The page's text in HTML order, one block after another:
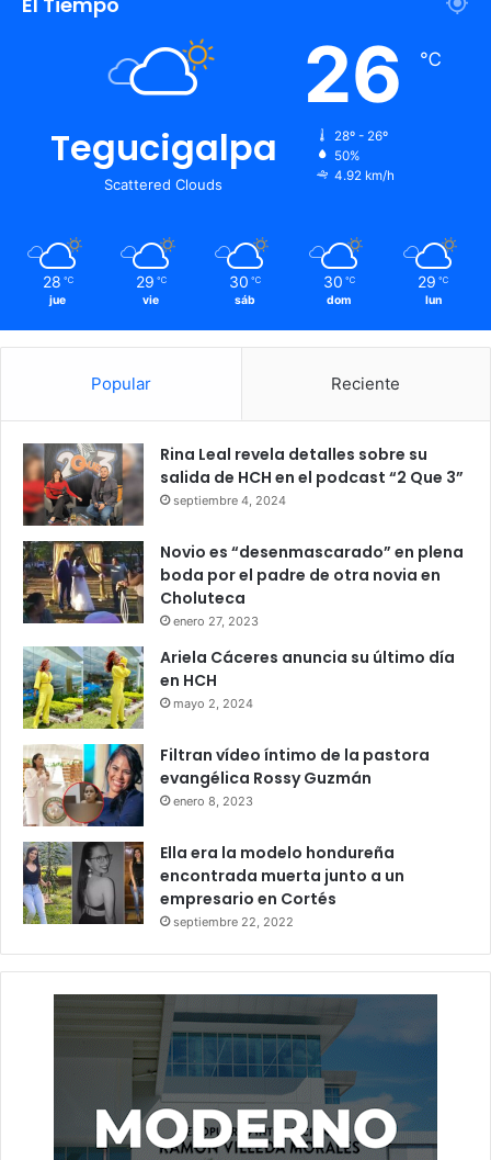
Tegucigalpa
Scattered Clouds
26 ℃
28º - 26º
50%
4.92 km/h
28 ℃
jue
29 ℃
vie
30 ℃
sáb
30 ℃
dom
29 ℃
lun
Popular Reciente
Rina Leal revela detalles sobre su
salida de HCH en el podcast “2 Que 3”
septiembre 4, 2024
Novio es “desenmascarado” en plena
boda por el padre de otra novia en
Choluteca
enero 27, 2023
Ariela Cáceres anuncia su último día
en HCH
mayo 2, 2024
Filtran vídeo íntimo de la pastora
evangélica Rossy Guzmán
enero 8, 2023
Ella era la modelo hondureña
encontrada muerta junto a un
empresario en Cortés
septiembre 22, 2022